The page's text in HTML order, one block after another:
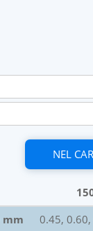
NEL
mm
0.45,